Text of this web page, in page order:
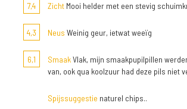
7,4
Zicht Mooi helder met een stevig
4,3 Neus Weinig geur, ietwat weeïg
6,1 SmaakVlak, mijn smaakpupilpillen
van, ook qua koolzuur had deze pils niet
Spijssuggestie naturel chips..